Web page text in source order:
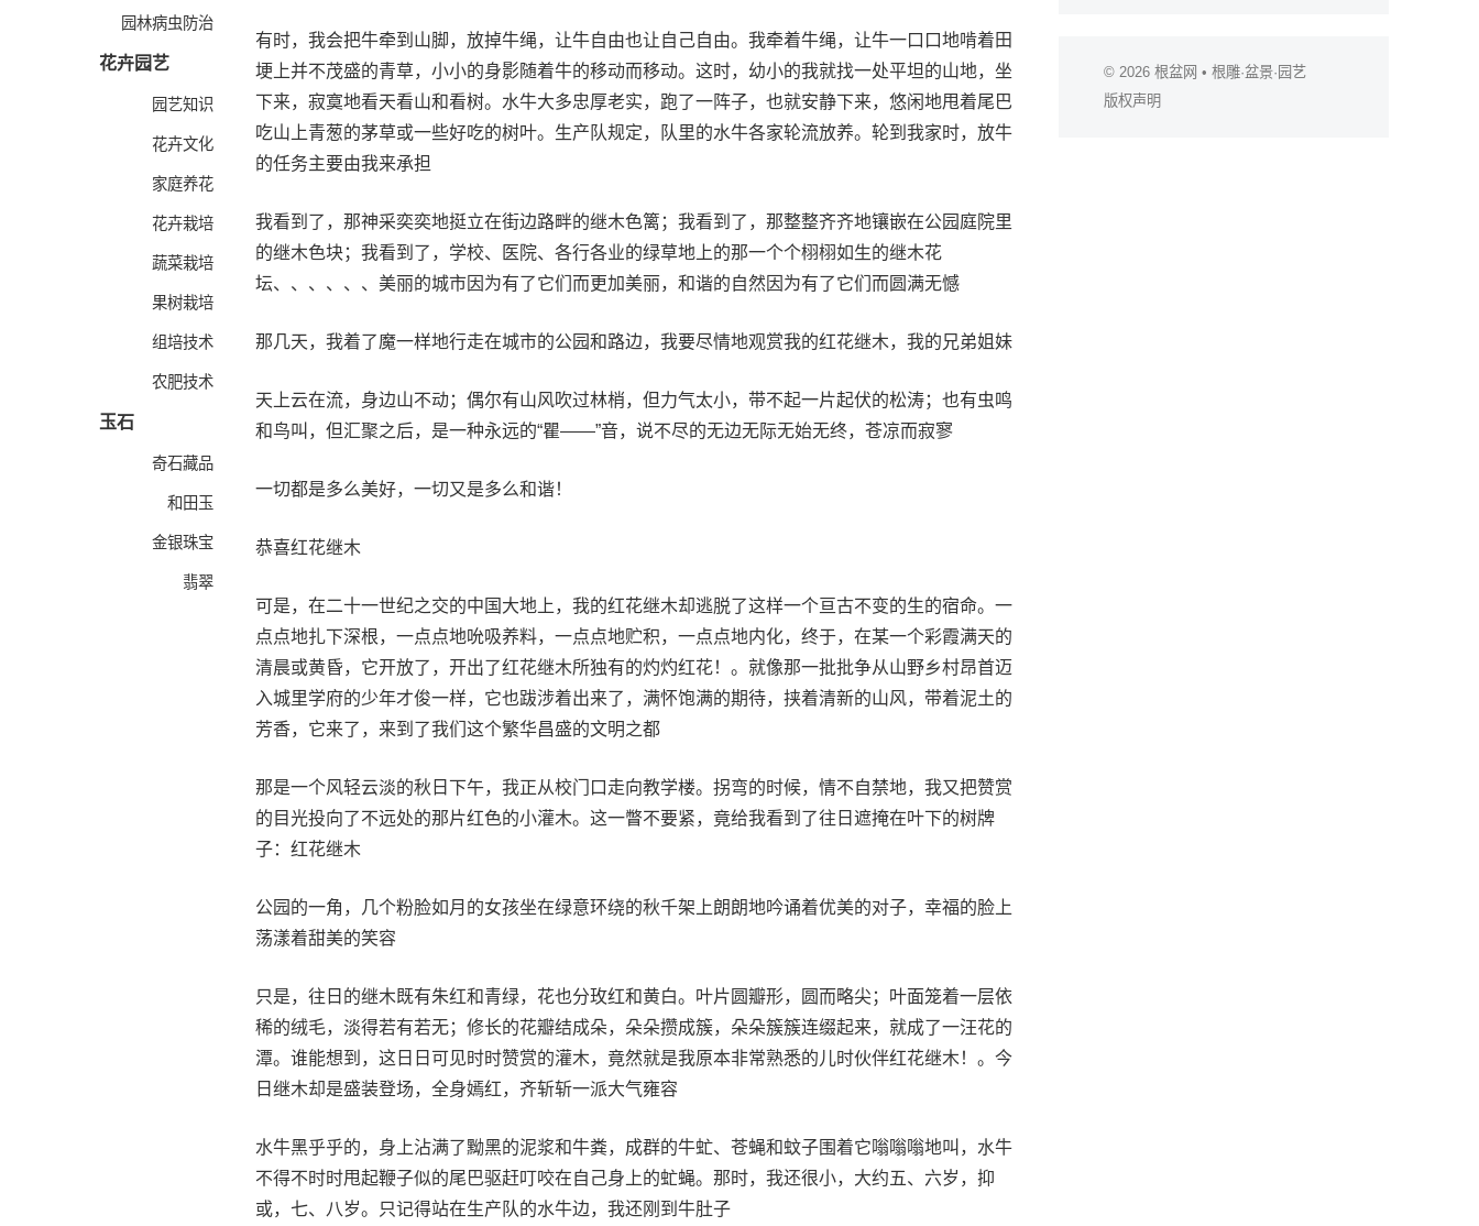
园林病虫防治
花卉园艺
园艺知识
花卉文化
家庭养花
花卉栽培
蔬菜栽培
果树栽培
组培技术
农肥技术
玉石
奇石藏品
和田玉
金银珠宝
翡翠
有时，我会把牛牵到山脚，放掉牛绳，让牛自由也让自己自由。我牵着牛绳，让牛一口口地啃着田
埂上并不茂盛的青草，小小的身影随着牛的移动而移动。这时，幼小的我就找一处平坦的山地，坐
下来，寂寞地看天看山和看树。水牛大多忠厚老实，跑了一阵子，也就安静下来，悠闲地甩着尾巴
吃山上青葱的茅草或一些好吃的树叶。生产队规定，队里的水牛各家轮流放养。轮到我家时，放牛
的任务主要由我来承担
我看到了，那神采奕奕地挺立在街边路畔的继木色篱；我看到了，那整整齐齐地镶嵌在公园庭院里
的继木色块；我看到了，学校、医院、各行各业的绿草地上的那一个个栩栩如生的继木花
坛、、、、、、美丽的城市因为有了它们而更加美丽，和谐的自然因为有了它们而圆满无憾
那几天，我着了魔一样地行走在城市的公园和路边，我要尽情地观赏我的红花继木，我的兄弟姐妹
天上云在流，身边山不动；偶尔有山风吹过林梢，但力气太小，带不起一片起伏的松涛；也有虫鸣
和鸟叫，但汇聚之后，是一种永远的“瞿——”音，说不尽的无边无际无始无终，苍凉而寂寥
一切都是多么美好，一切又是多么和谐！
恭喜红花继木
可是，在二十一世纪之交的中国大地上，我的红花继木却逃脱了这样一个亘古不变的生的宿命。一
点点地扎下深根，一点点地吮吸养料，一点点地贮积，一点点地内化，终于，在某一个彩霞满天的
清晨或黄昏，它开放了，开出了红花继木所独有的灼灼红花！。就像那一批批争从山野乡村昂首迈
入城里学府的少年才俊一样，它也跋涉着出来了，满怀饱满的期待，挟着清新的山风，带着泥土的
芳香，它来了，来到了我们这个繁华昌盛的文明之都
那是一个风轻云淡的秋日下午，我正从校门口走向教学楼。拐弯的时候，情不自禁地，我又把赞赏
的目光投向了不远处的那片红色的小灌木。这一瞥不要紧，竟给我看到了往日遮掩在叶下的树牌
子：红花继木
公园的一角，几个粉脸如月的女孩坐在绿意环绕的秋千架上朗朗地吟诵着优美的对子，幸福的脸上
荡漾着甜美的笑容
只是，往日的继木既有朱红和青绿，花也分玫红和黄白。叶片圆瓣形，圆而略尖；叶面笼着一层依
稀的绒毛，淡得若有若无；修长的花瓣结成朵，朵朵攒成簇，朵朵簇簇连缀起来，就成了一汪花的
潭。谁能想到，这日日可见时时赞赏的灌木，竟然就是我原本非常熟悉的儿时伙伴红花继木！。今
日继木却是盛装登场，全身嫣红，齐斩斩一派大气雍容
水牛黑乎乎的，身上沾满了黝黑的泥浆和牛粪，成群的牛虻、苍蝇和蚊子围着它嗡嗡嗡地叫，水牛
不得不时时甩起鞭子似的尾巴驱赶叮咬在自己身上的虻蝇。那时，我还很小，大约五、六岁，抑
或，七、八岁。只记得站在生产队的水牛边，我还刚到牛肚子
© 2026 根盆网 • 根雕·盆景·园艺
版权声明